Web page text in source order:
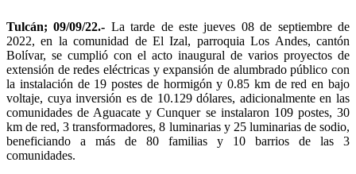
Tulcán; 09/09/22.- La tarde de este jueves 08 de septiembre de
2022, en la comunidad de El Izal, parroquia Los Andes, cantón
Bolívar, se cumplió con el acto inaugural de varios proyectos de
extensión de redes eléctricas y expansión de alumbrado público con
la instalación de 19 postes de hormigón y 0.85 km de red en bajo
voltaje, cuya inversión es de 10.129 dólares, adicionalmente en las
comunidades de Aguacate y Cunquer se instalaron 109 postes, 30
km de red, 3 transformadores, 8 luminarias y 25 luminarias de sodio,
beneficiando a más de 80 familias y 10 barrios de las 3
comunidades.